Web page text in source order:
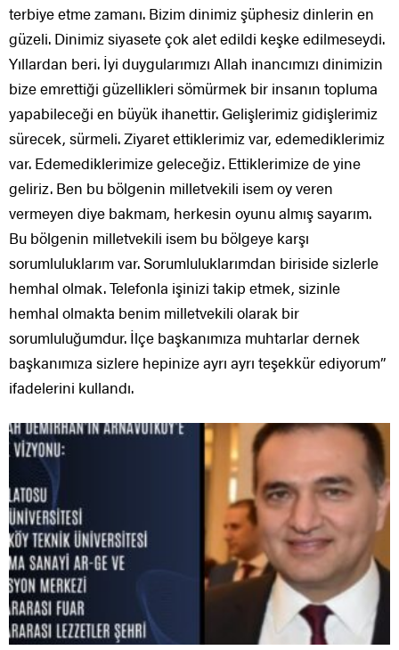
terbiye etme zamanı. Bizim dinimiz şüphesiz dinlerin en
güzeli. Dinimiz siyasete çok alet edildi keşke edilmeseydi.
Yıllardan beri. İyi duygularımızı Allah inancımızı dinimizin
bize emrettiği güzellikleri sömürmek bir insanın topluma
yapabileceği en büyük ihanettir. Gelişlerimiz gidişlerimiz
sürecek, sürmeli. Ziyaret ettiklerimiz var, edemediklerimiz
var. Edemediklerimize geleceğiz. Ettiklerimize de yine
geliriz. Ben bu bölgenin milletvekili isem oy veren
vermeyen diye bakmam, herkesin oyunu almış sayarım.
Bu bölgenin milletvekili isem bu bölgeye karşı
sorumluluklarım var. Sorumluluklarımdan biriside sizlerle
hemhal olmak. Telefonla işinizi takip etmek, sizinle
hemhal olmakta benim milletvekili olarak bir
sorumluluğumdur. İlçe başkanımıza muhtarlar dernek
başkanımıza sizlere hepinize ayrı ayrı teşekkür ediyorum”
ifadelerini kullandı.